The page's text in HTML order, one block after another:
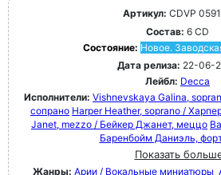
Артикул: CDVP
Состав: 6 CD
Состояние: Новое.
Дата релиза: 22-06-
Лейбл: Decca
Исполнители: Vishnevskaya Galina,
сопрано Harper Heather, soprano /
Janet, mezzo / Бейкер Джанет, меццо
Баренбойм Даниэль,
Показать
Жанры: Арии / Вокальные миниатюры